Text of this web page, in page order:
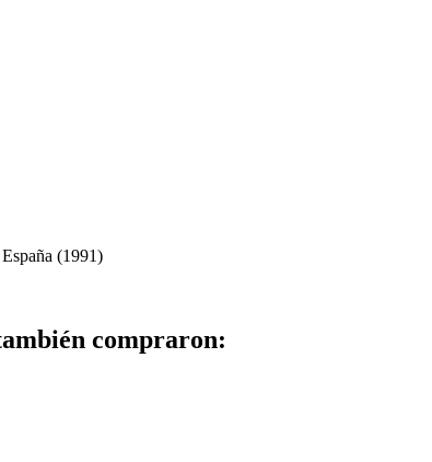
(1991)
compraron: